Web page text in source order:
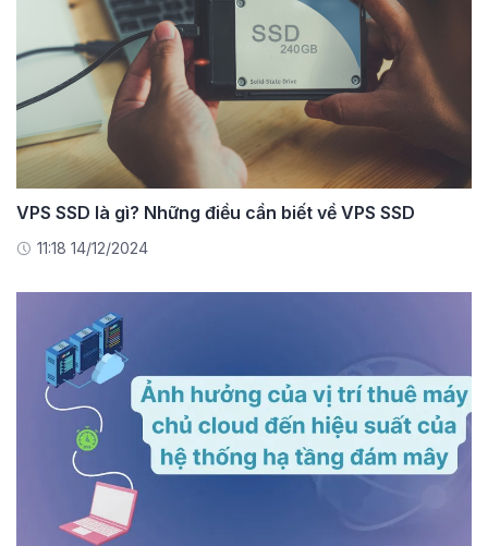
VPS SSD là gì? Những điều cần biết về VPS SSD
11:18 14/12/2024